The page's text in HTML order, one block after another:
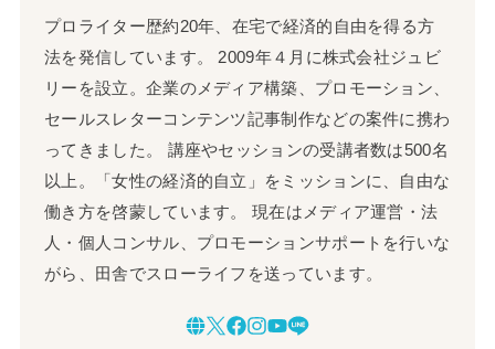
プロライター歴約20年、在宅で経済的自由を得る方
法を発信しています。 2009年４月に株式会社ジュビ
リーを設立。企業のメディア構築、プロモーション、
セールスレターコンテンツ記事制作などの案件に携わ
ってきました。 講座やセッションの受講者数は500名
以上。「女性の経済的自立」をミッションに、自由な
働き方を啓蒙しています。 現在はメディア運営・法
人・個人コンサル、プロモーションサポートを行いな
がら、田舎でスローライフを送っています。